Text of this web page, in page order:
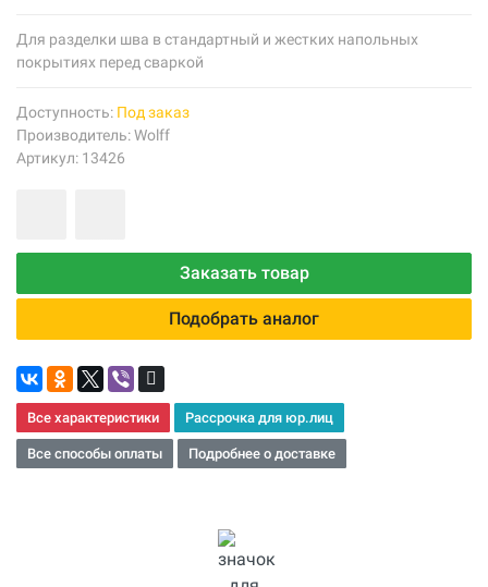
Для разделки шва в стандартный и жестких напольных
покрытиях перед сваркой
Доступность: Под заказ
Производитель:Wolff
Артикул: 13426
Заказать товар
Подобрать аналог
Все характеристики Рассрочка для юр.лиц
Все способы оплаты Подробнее о доставке